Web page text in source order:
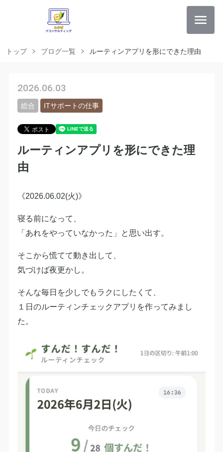
トップ ブログ一覧 ルーティンアプリを形にできた理由
2026.06.03
総合 ITサポートの仕事
ルーティンアプリを形にできた理
由
《2026.06.02(火)》
寝る前になって、
「あれをやっていなかった」と思い出す。
そこから慌てて動き出して、
気づけば夜更かし。
そんな毎日を少しでもラクにしたくて、
１日のルーティンチェックアプリを作ってみまし
た。